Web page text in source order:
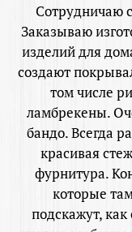
Сотрудничаю
Заказываю
изделий для
создают
том числе
ламбрекены.
бандо. Всегда
красивая
фурнитура.
которые
подскажут,